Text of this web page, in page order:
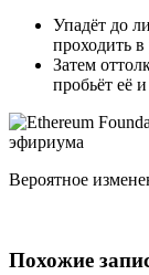
Упадёт до
проходить
Затем
пробьёт её
Вероятное
Похожие